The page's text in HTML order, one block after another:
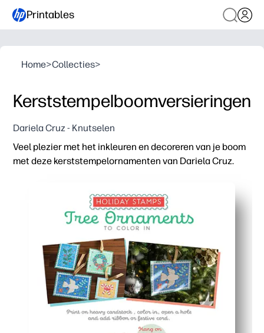
Printables
Home>Collecties>
Kerststempelboomversieringen
Dariela Cruz - Knutselen
Veel plezier met het inkleuren en decoreren van je boom
met deze kerststempelornamenten van Dariela Cruz.
Betrek kinderen van alle leeftijden met ontwerpen in
Ontwikkelt fijne motoriek en creativiteit terwijl je je
Veelzijdig voor thuis, in de klas of op feestjes -